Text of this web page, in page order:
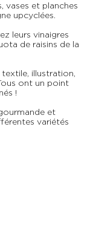
vases et planches
upcyclées.
leurs vinaigres
de raisins de la
illustration,
ont un point
!
et
variétés